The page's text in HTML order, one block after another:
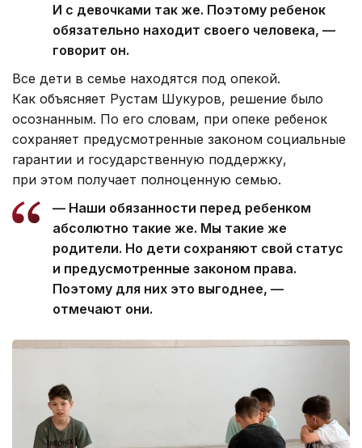
И с девочками так же. Поэтому ребенок
обязательно находит своего человека, —
говорит он.
Все дети в семье находятся под опекой.
Как объясняет Рустам Шукуров, решение было
осознанным. По его словам, при опеке ребенок
сохраняет предусмотренные законом социальные
гарантии и государственную поддержку,
при этом получает полноценную семью.
— Наши обязанности перед ребенком
абсолютно такие же. Мы такие же
родители. Но дети сохраняют свой статус
и предусмотренные законом права.
Поэтому для них это выгоднее, —
отмечают они.